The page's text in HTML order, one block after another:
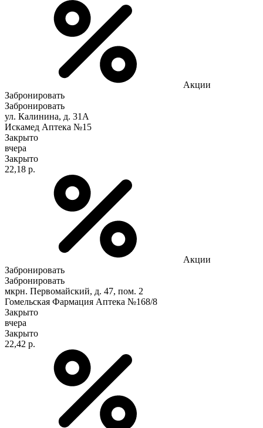
Акции
Забронировать
Забронировать
ул. Калинина, д. 31А
Искамед Аптека №15
Закрыто
вчера
Закрыто
22,18 р.
Акции
Забронировать
Забронировать
мкрн. Первомайский, д. 47, пом. 2
Гомельская Фармация Аптека №168/8
Закрыто
вчера
Закрыто
22,42 р.